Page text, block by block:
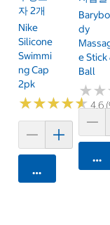
자 2개
Nike
Silicone
Swimmi
Ng Cap
2pk
★★★★★
★★★★★ 4.6
카트에 담기
Barybo
Dy
E Stick
Ball
★★
★★
카